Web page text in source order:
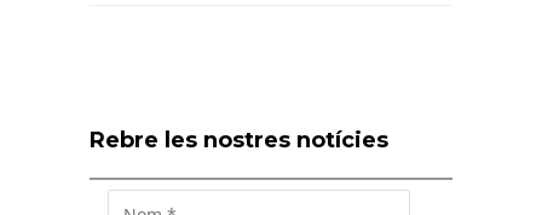
Rebre les nostres notícies